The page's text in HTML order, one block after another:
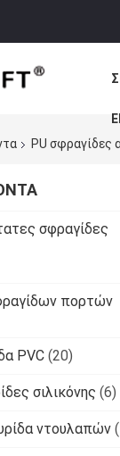
PU σφραγίδες
σφραγίδες
πορτών
PVC (20)
σιλικόνης (6)
ντουλαπών